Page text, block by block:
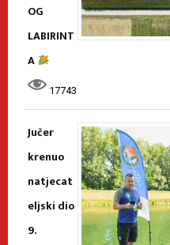
OG
LABIRINT
A
17743
Jučer
krenuo
natjecat
eljski dio
9.